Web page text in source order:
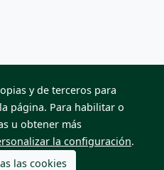
Venta de Piezas
S.L.
y de terceros para
página. Para habilitar o
u obtener más
la configuración.
las cookies